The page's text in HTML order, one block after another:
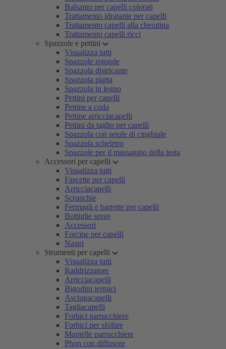
Balsamo per capelli colorati
Trattamento idratante per capelli
Trattamento capelli alla cheratina
Trattamento capelli ricci
Spazzole e pettini
Visualizza tutti
Spazzole rotonde
Spazzola districante
Spazzola piatta
Spazzola in legno
Pettini per capelli
Pettine a coda
Pettine arricciacapelli
Pettini da taglio per capelli
Spazzola con setole di cinghiale
Spazzola scheletro
Spazzole per il massaggio della testa
Accessori per capelli
Visualizza tutti
Fascette per capelli
Arricciacapelli
Scrunchie
Fermagli e barrette per capelli
Bottiglie spray
Accessori
Forcine per capelli
Nastri
Strumenti per capelli
Visualizza tutti
Raddrizzatore
Arricciacapelli
Bigodini termici
Asciugacapelli
Tagliacapelli
Forbici parrucchiere
Forbici per sfoltire
Mantelle parrucchiere
Phon con diffusore